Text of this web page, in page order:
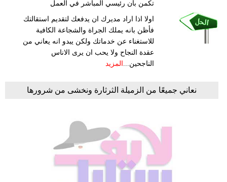
تكمن بأن رئيسي المباشر في العمل
اولا اذا اراد مديرك ان يدفعك لتقديم استقالتك
فأظن بانه يملك الجراة والشجاعة الكافية
للاستغناء عن خدماتك ولكن يبدو انه يعاني من
عقدة النجاح ولا يحب ان يرى الاناس
الناجحين... المزيد
نعاني جميعًا من الزميلة الثرثارة ونخشى من شرورها